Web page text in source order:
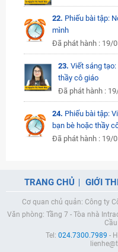
22. Phiếu bài tập:
mình
Đã phát hành : 19/
23. Viết sáng
thầy cô giáo
Đã phát hành :
24. Phiếu bài tập:
bạn bè hoặc thầy
Đã phát hành : 19/
TRANG CHỦ GIỚI
Cơ quan chủ quản: Công ty
Văn phòng: Tầng 7 - Tòa nhà
Tel: 024.7300.7989 -